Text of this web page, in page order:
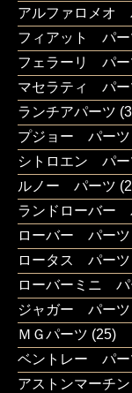
アルファロメオ
フィアット パー
フェラーリ パー
マセラティ パー
ランチアパーツ
プジョー パーツ
シトロエン パー
ルノー パーツ
ランドローバー
ローバー パーツ
ロータス パーツ
ローバーミニ パ
ジャガー パーツ
ＭＧパーツ (25)
ベントレー パー
アストンマーチ